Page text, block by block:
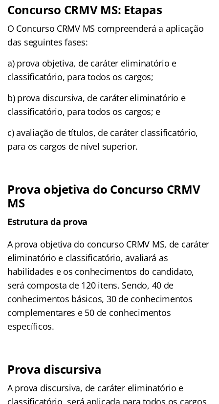
Concurso CRMV MS: Etapas
O Concurso CRMV MS compreenderá a aplicação
das seguintes fases:
a) prova objetiva, de caráter eliminatório e
classificatório, para todos os cargos;
b) prova discursiva, de caráter eliminatório e
classificatório, para todos os cargos; e
c) avaliação de títulos, de caráter classificatório,
para os cargos de nível superior.
Prova objetiva do Concurso CRMV
MS
Estrutura da prova
A prova objetiva do concurso CRMV MS, de caráter
eliminatório e classificatório, avaliará as
habilidades e os conhecimentos do candidato,
será composta de 120 itens. Sendo, 40 de
conhecimentos básicos, 30 de conhecimentos
complementares e 50 de conhecimentos
específicos.
Prova discursiva
A prova discursiva, de caráter eliminatório e
classificatório, será aplicada para todos os cargos